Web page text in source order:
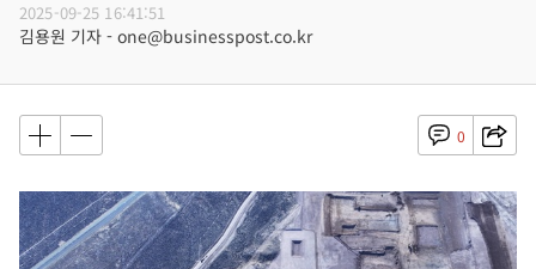
2025-09-25 16:41:51
김용원 기자 - one@businesspost.co.kr
0